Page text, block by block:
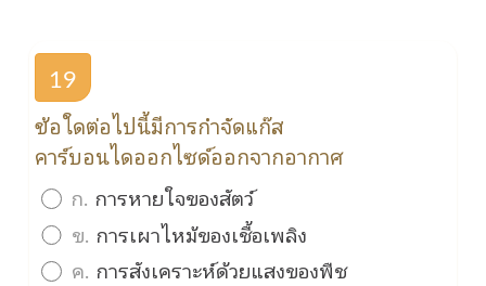
19
ข้อใดต่อไปนี้มีการกำจัดแก๊ส
คาร์บอนไดออกไซด์ออกจากอากาศ
ก. การหายใจของสัตว์
ข. การเผาไหม้ของเชื้อเพลิง
ค. การสังเคราะห์ด้วยแสงของพืช